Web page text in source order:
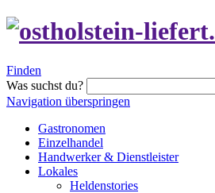
Finden
Was suchst du?
Navigation überspringen
Gastronomen
Einzelhandel
Handwerker & Dienstleister
Lokales
Heldenstories